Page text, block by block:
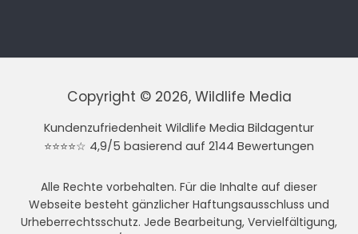
Copyright © 2026, Wildlife Media
Kundenzufriedenheit Wildlife Media Bildagentur
⭐⭐⭐⭐☆ 4,9/5 basierend auf 2144 Bewertungen
Alle Rechte vorbehalten. Für die Inhalte auf dieser
Webseite besteht gänzlicher Haftungsausschluss und
Urheberrechtsschutz. Jede Bearbeitung, Vervielfältigung,